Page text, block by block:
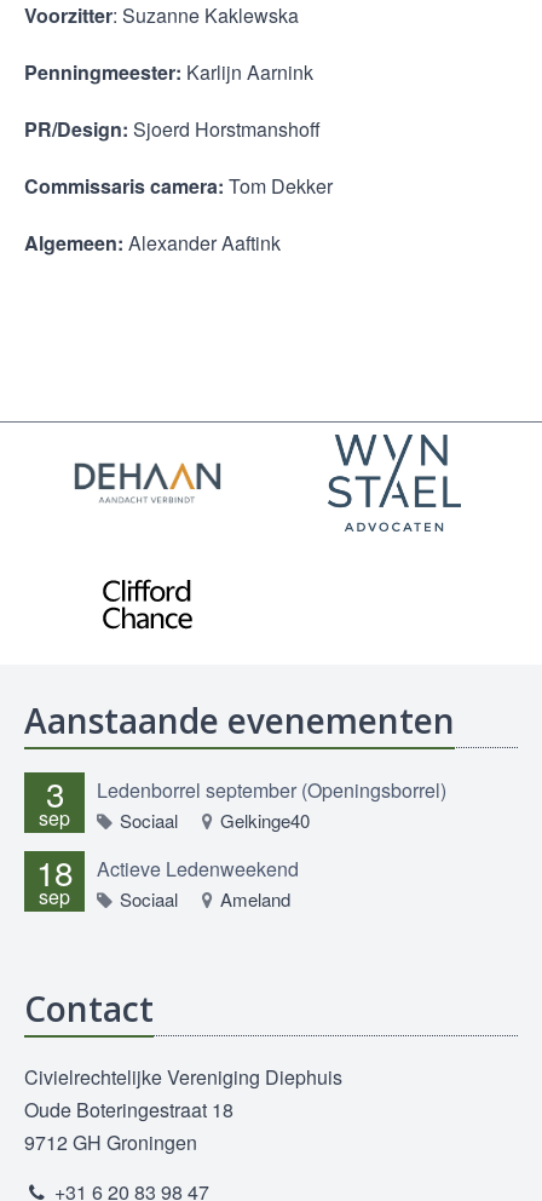
Voorzitter: Suzanne Kaklewska
Penningmeester: Karlijn Aarnink
PR/Design: Sjoerd Horstmanshoff
Commissaris camera: Tom Dekker
Algemeen: Alexander Aaftink
Aanstaande evenementen
3
sep
Ledenborrel september (Openingsborrel)
Sociaal Gelkinge40
18
sep
Actieve Ledenweekend
Sociaal Ameland
Contact
Civielrechtelijke Vereniging Diephuis
Oude Boteringestraat 18
9712 GH Groningen
+31 6 20 83 98 47